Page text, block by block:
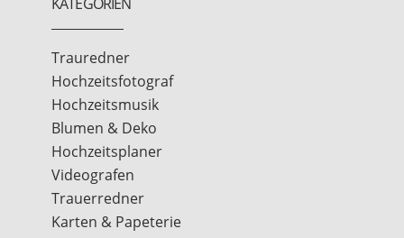
Trauredner
Hochzeitsfotograf
Hochzeitsmusik
Blumen & Deko
Hochzeitsplaner
Videografen
Trauerredner
Karten & Papeterie